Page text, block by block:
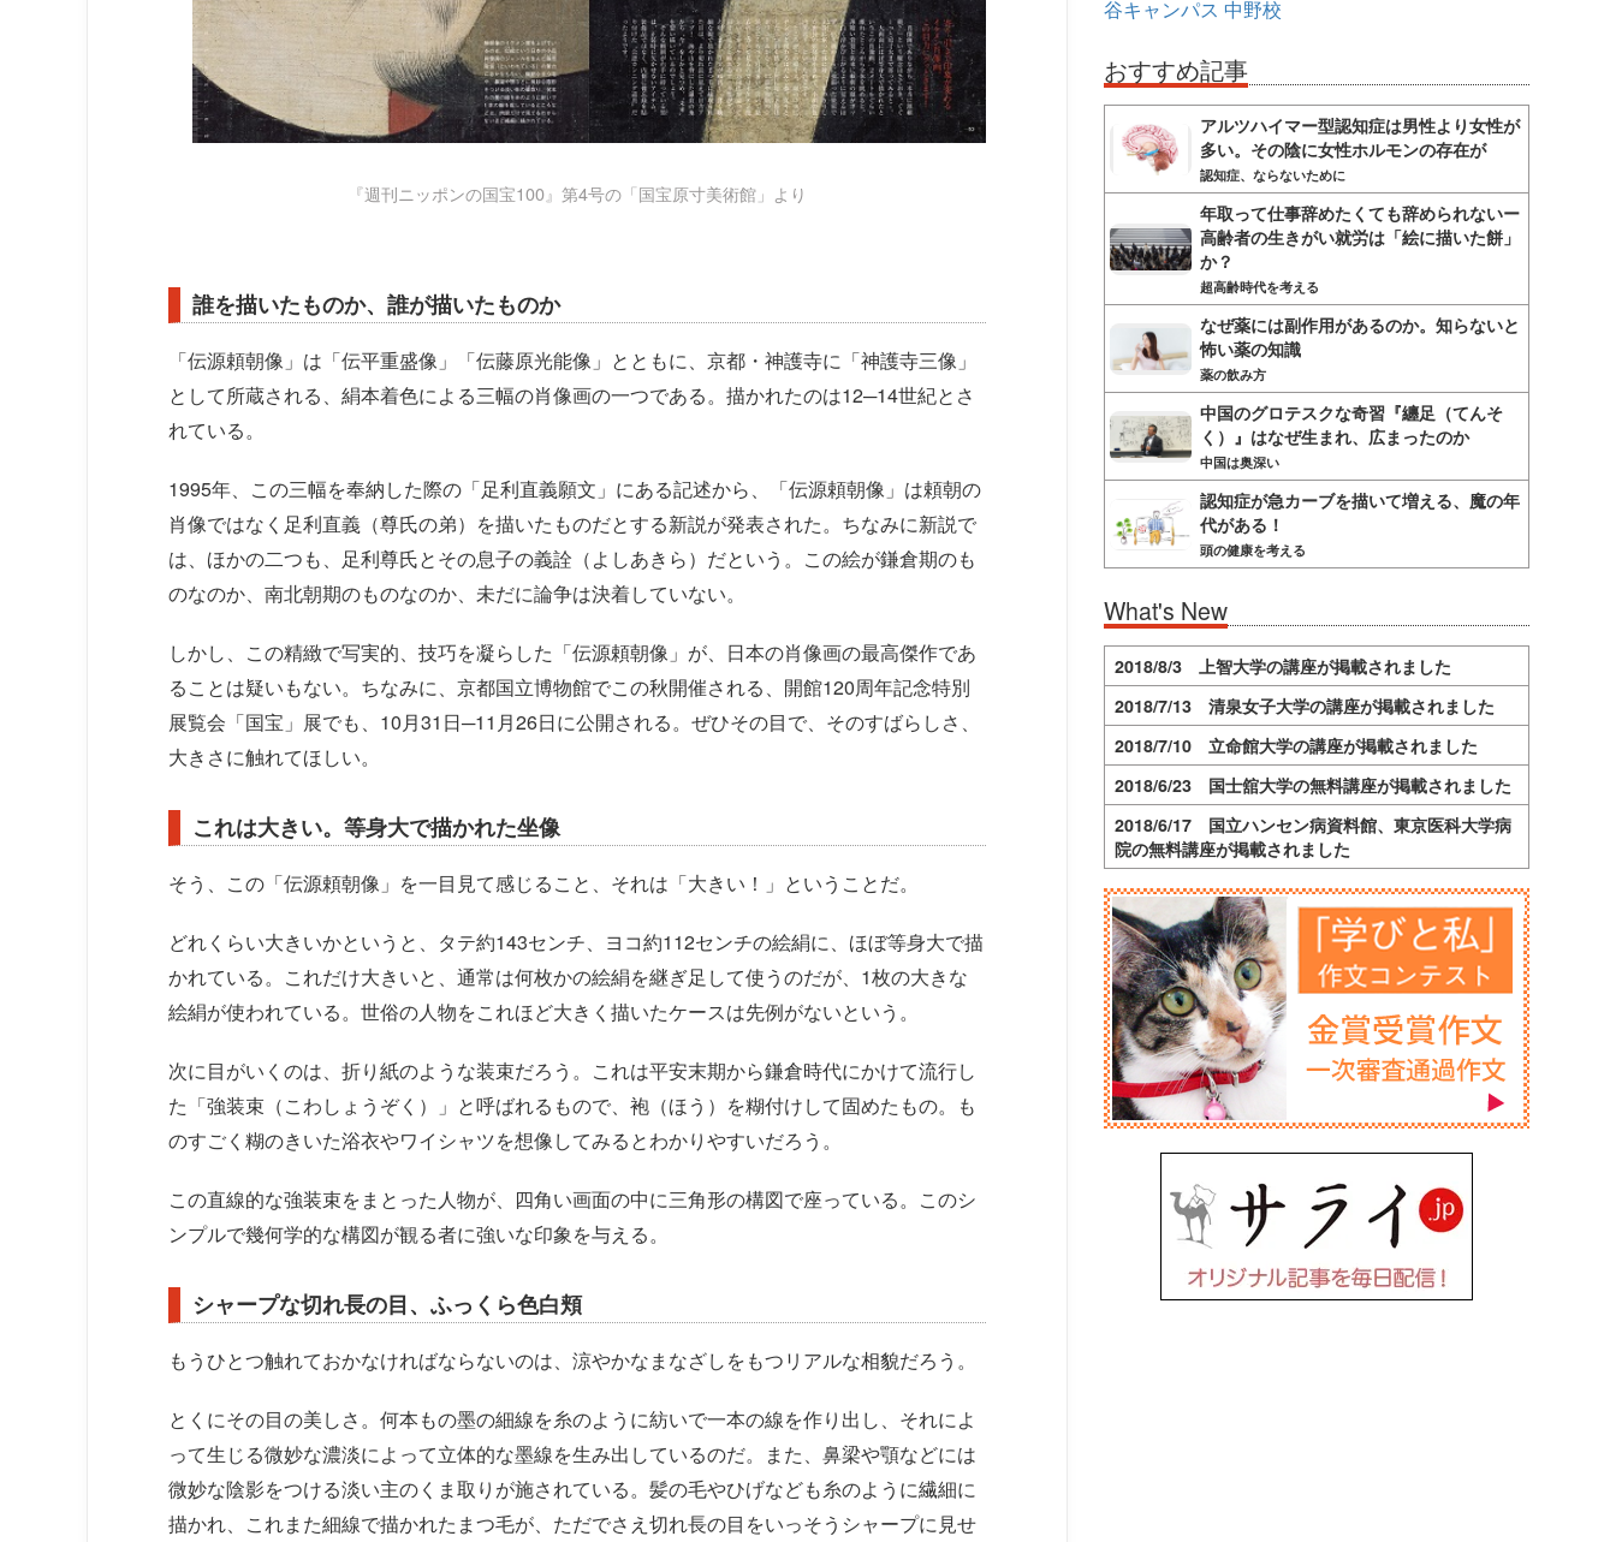
『週刊ニッポンの国宝100』第4号の「国宝原寸美術館」より
誰を描いたものか、誰が描いたものか
「伝源頼朝像」は「伝平重盛像」「伝藤原光能像」とともに、京都・神護寺に「神護寺三像」
として所蔵される、絹本着色による三幅の肖像画の一つである。描かれたのは12─14世紀とさ
れている。
1995年、この三幅を奉納した際の「足利直義願文」にある記述から、「伝源頼朝像」は頼朝の
肖像ではなく足利直義（尊氏の弟）を描いたものだとする新説が発表された。ちなみに新説で
は、ほかの二つも、足利尊氏とその息子の義詮（よしあきら）だという。この絵が鎌倉期のも
のなのか、南北朝期のものなのか、未だに論争は決着していない。
しかし、この精緻で写実的、技巧を凝らした「伝源頼朝像」が、日本の肖像画の最高傑作であ
ることは疑いもない。ちなみに、京都国立博物館でこの秋開催される、開館120周年記念特別
展覧会「国宝」展でも、10月31日─11月26日に公開される。ぜひその目で、そのすばらしさ、
大きさに触れてほしい。
これは大きい。等身大で描かれた坐像
そう、この「伝源頼朝像」を一目見て感じること、それは「大きい！」ということだ。
どれくらい大きいかというと、タテ約143センチ、ヨコ約112センチの絵絹に、ほぼ等身大で描
かれている。これだけ大きいと、通常は何枚かの絵絹を継ぎ足して使うのだが、1枚の大きな
絵絹が使われている。世俗の人物をこれほど大きく描いたケースは先例がないという。
次に目がいくのは、折り紙のような装束だろう。これは平安末期から鎌倉時代にかけて流行し
た「強装束（こわしょうぞく）」と呼ばれるもので、袍（ほう）を糊付けして固めたもの。も
のすごく糊のきいた浴衣やワイシャツを想像してみるとわかりやすいだろう。
この直線的な強装束をまとった人物が、四角い画面の中に三角形の構図で座っている。このシ
ンプルで幾何学的な構図が観る者に強いな印象を与える。
シャープな切れ長の目、ふっくら色白頬
もうひとつ触れておかなければならないのは、涼やかなまなざしをもつリアルな相貌だろう。
とくにその目の美しさ。何本もの墨の細線を糸のように紡いで一本の線を作り出し、それによ
って生じる微妙な濃淡によって立体的な墨線を生み出しているのだ。また、鼻梁や顎などには
微妙な陰影をつける淡い主のくま取りが施されている。髪の毛やひげなども糸のように繊細に
描かれ、これまた細線で描かれたまつ毛が、ただでさえ切れ長の目をいっそうシャープに見せ
谷キャンパス 中野校
おすすめ記事
アルツハイマー型認知症は男性より女性が
多い。その陰に女性ホルモンの存在が
認知症、ならないために
年取って仕事辞めたくても辞められないー
高齢者の生きがい就労は「絵に描いた餅」
か？
超高齢時代を考える
なぜ薬には副作用があるのか。知らないと
怖い薬の知識
薬の飲み方
中国のグロテスクな奇習『纏足（てんそ
く）』はなぜ生まれ、広まったのか
中国は奥深い
認知症が急カーブを描いて増える、魔の年
代がある！
頭の健康を考える
What's New
2018/8/3 上智大学の講座が掲載されました
2018/7/13 清泉女子大学の講座が掲載されました
2018/7/10 立命館大学の講座が掲載されました
2018/6/23 国士舘大学の無料講座が掲載されました
2018/6/17 国立ハンセン病資料館、東京医科大学病
院の無料講座が掲載されました